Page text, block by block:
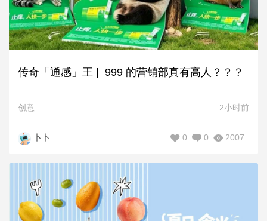
传奇「通感」王 | 999 的营销部真有高人？？？
创意 2小时前
卜卜 2007
0
0